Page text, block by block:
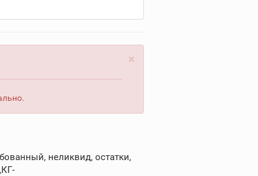
×
неликвид, остатки,